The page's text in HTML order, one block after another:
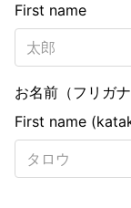
First name
お名前（フリガナ
First name